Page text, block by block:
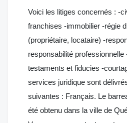
Voici les litiges concernés : -
franchises -immobilier -régie
(propriétaire, locataire) -
responsabilité
testaments et fiducies -
services juridique sont
suivantes : Français. Le
été obtenu dans la ville de